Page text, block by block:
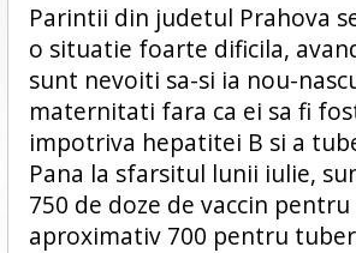
Parintii din judetul Prahova
o situatie foarte dificila,
sunt nevoiti sa-si ia nou-
maternitati fara ca ei sa fi
impotriva hepatitei B si a
Pana la sfarsitul lunii iulie,
750 de doze de vaccin
aproximativ 700 pentru